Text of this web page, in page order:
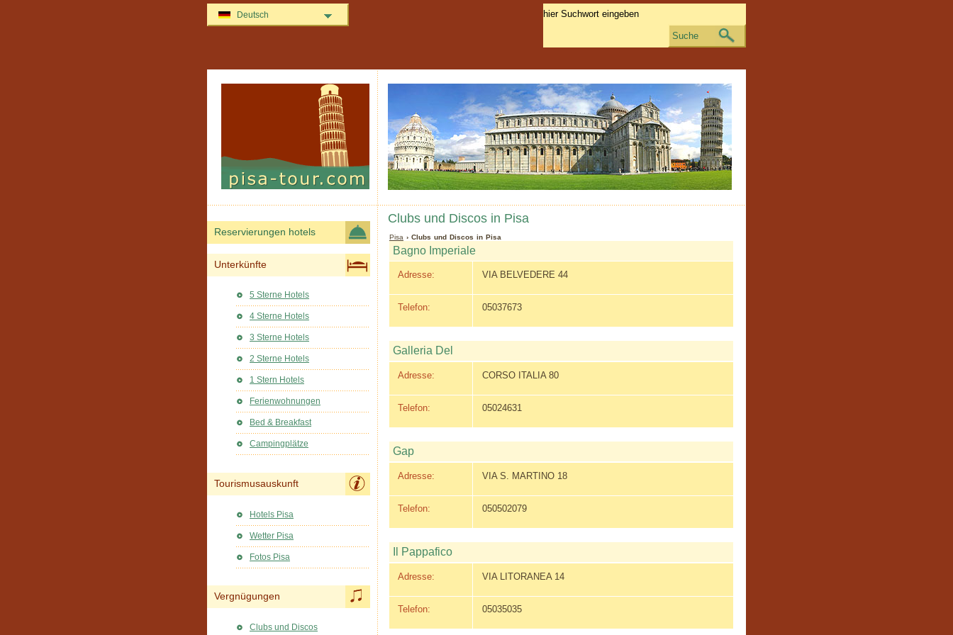
Clubs und Discos in Pisa
Pisa › Clubs und Discos in Pisa
Bagno Imperiale
Adresse: VIA BELVEDERE 44
Telefon: 05037673
Galleria Del
Adresse: CORSO ITALIA 80
Telefon: 05024631
Gap
Adresse: VIA S. MARTINO 18
Telefon: 050502079
Il Pappafico
Adresse: VIA LITORANEA 14
Telefon: 05035035
Reservierungen hotels
Unterkünfte
5 Sterne Hotels
4 Sterne Hotels
3 Sterne Hotels
2 Sterne Hotels
1 Stern Hotels
Ferienwohnungen
Bed & Breakfast
Campingplätze
Tourismusauskunft
Hotels Pisa
Wetter Pisa
Fotos Pisa
Vergnügungen
Clubs und Discos
Deutsch
Suche